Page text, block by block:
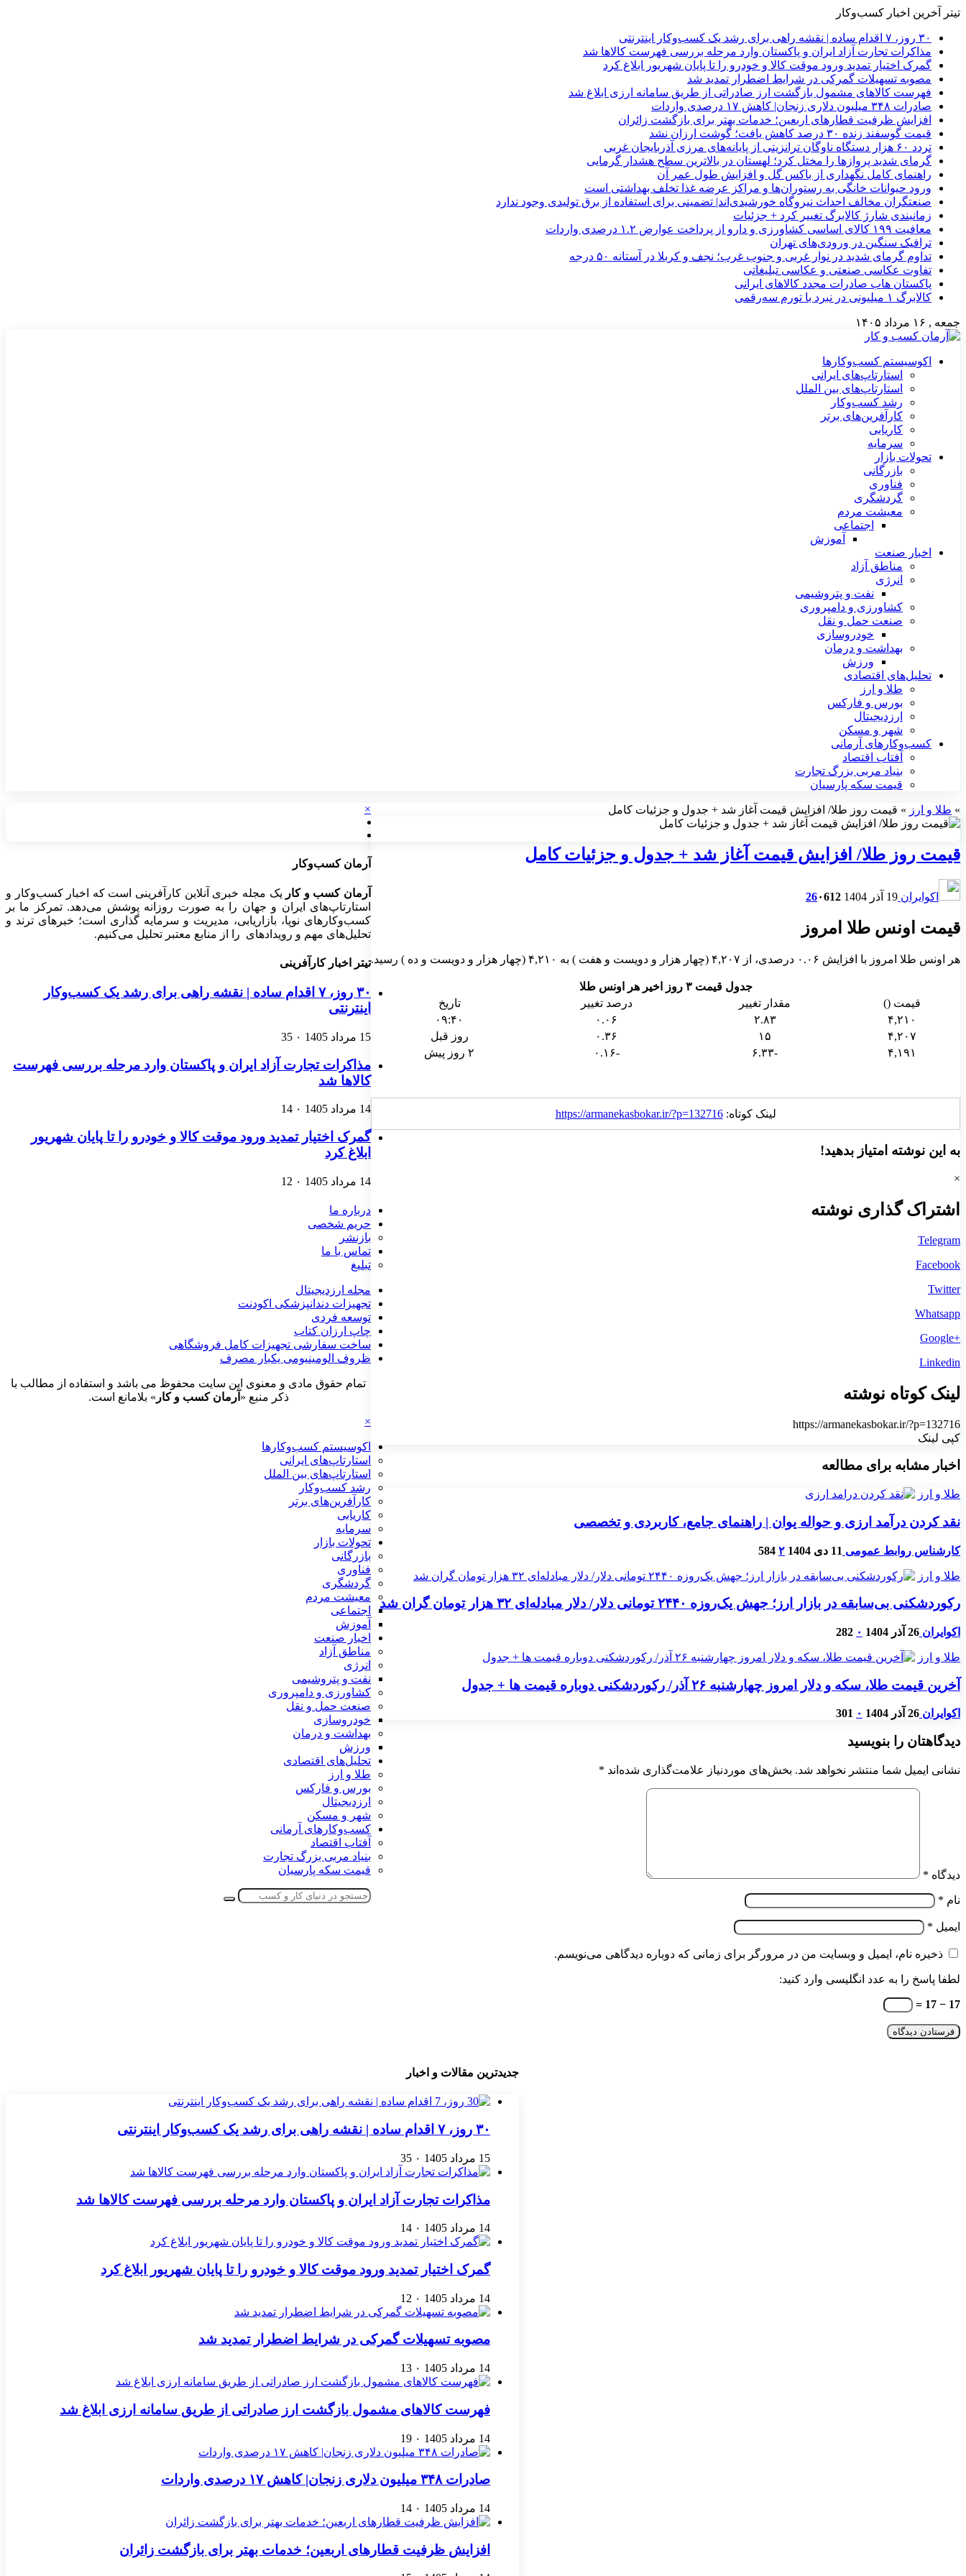
تیتر آخرین اخبار کسب‌وکار
۳۰ روز، ۷ اقدام ساده | نقشه راهی برای رشد یک کسب‌وکار اینترنتی
مذاکرات تجارت آزاد ایران و پاکستان وارد مرحله بررسی فهرست کالاها شد
گمرک اختیار تمدید ورود موقت کالا و خودرو را تا پایان شهریور ابلاغ کرد
مصوبه تسهیلات گمرکی در شرایط اضطرار تمدید شد
فهرست کالاهای مشمول بازگشت ارز صادراتی از طریق سامانه ارزی ابلاغ شد
صادرات ۳۴۸ میلیون دلاری زنجان| ‌کاهش ۱۷ درصدی واردات
افزایش ظرفیت قطارهای اربعین؛ خدمات بهتر برای بازگشت زائران
قیمت گوسفند زنده ۳۰ درصد کاهش یافت؛ گوشت ارزان نشد
تردد ۶۰ هزار دستگاه ناوگان ترانزیتی از پایانه‌های مرزی آذربایجان ‌غربی
گرمای شدید پروازها را مختل کرد؛ لهستان در بالاترین سطح هشدار گرمایی
راهنمای کامل نگهداری از باکس گل و افزایش طول عمر آن
ورود حیوانات خانگی به رستوران‌ها و مراکز عرضه غذا تخلف بهداشتی است
صنعتگران مخالف احداث نیروگاه خورشیدی‌اند| تضمینی برای استفاده از برق تولیدی وجود ندارد
زمانبندی شارژ کالابرگ تغییر کرد + جزئیات
معافیت ۱۹۹ کالای اساسی کشاورزی و دارو از پرداخت عوارض ۱.۲ درصدی واردات
ترافیک سنگین در ورودی‌های تهران
تداوم گرمای شدید در نوار غربی و جنوب غرب؛ نجف و کربلا در آستانه ۵۰ درجه
تفاوت عکاسی صنعتی و عکاسی تبلیغاتی
پاکستان هاب صادرات مجدد کالاهای ایرانی
کالابرگ ۱ میلیونی در نبرد با تورم سه‌رقمی
جمعه , ۱۶ مرداد ۱۴۰۵
اکوسیستم کسب‌وکارها
استارتاپ‌های ایرانی
استارتاپ‌های بین الملل
رشد کسب‌وکار
کارآفرین‌های برتر
کاریابی
سرمایه
تحولات بازار
بازرگانی
فناوری
گردشگری
معیشت مردم
اجتماعی
آموزش
اخبار صنعت
مناطق آزاد
انرژی
نفت و پتروشیمی
کشاورزی و دامپروری
صنعت حمل و نقل
خودروسازی
بهداشت و درمان
ورزش
تحلیل‌های اقتصادی
طلا و ارز
بورس و فارکس
ارزدیجیتال
شهر و مسکن
کسب‌وکارهای آرمانی
آفتاب اقتصاد
بنیاد مربی بزرگ تجارت
قیمت سکه پارسیان
» طلا و ارز » قیمت روز طلا/ افزایش قیمت آغاز شد + جدول و جزئیات کامل
قیمت روز طلا/ افزایش قیمت آغاز شد + جدول و جزئیات کامل
اکوایران 19 آذر 1404 26۰612
قیمت اونس طلا امروز
هر اونس طلا امروز با افزایش ۰.۰۶ درصدی، از ۴,۲۰۷ (چهار هزار و دویست و هفت ) به ۴,۲۱۰ (چهار هزار و دویست و ده ) رسید.
جدول قیمت ۳ روز اخیر هر اونس طلا
قیمت ()
مقدار تغییر درصد تغییر
تاریخ
۴,۲۱۰
۲.۸۳ ۰.۰۶
۰۹:۴۰
۴,۲۰۷
۱۵ ۰.۳۶
روز قبل
۴,۱۹۱
-۶.۳۳ -۰.۱۶ ۲ روز پیش
لینک کوتاه:https://armanekasbokar.ir/?p=132716
به این نوشته امتیاز بدهید!
×
اشتراک گذاری نوشته
Telegram
Facebook
Twitter
Whatsapp
+Google
Linkedin
لینک کوتاه نوشته
https://armanekasbokar.ir/?p=132716
کپی لینک
اخبار مشابه برای مطالعه
طلا و ارز
نقد کردن درآمد ارزی و حواله یوان | راهنمای جامع، کاربردی و تخصصی
کارشناس روابط عمومی 11 دی 1404 ۲ 584
طلا و ارز
رکوردشکنی بی‌سابقه در بازار ارز؛ جهش یک‌روزه ۲۴۴۰ تومانی دلار/ دلار مبادله‌ای ۳۲ هزار تومان گران شد
اکوایران 26 آذر 1404 ۰ 282
طلا و ارز
آخرین قیمت طلا، سکه و دلار امروز چهارشنبه ۲۶ آذر/ رکوردشکنی دوباره قیمت ها + جدول
اکوایران 26 آذر 1404 ۰ 301
دیدگاهتان را بنویسید
نشانی ایمیل شما منتشر نخواهد شد. بخش‌های موردنیاز علامت‌گذاری شده‌اند *
دیدگاه *
نام *
ایمیل *
ذخیره نام، ایمیل و وبسایت من در مرورگر برای زمانی که دوباره دیدگاهی می‌نویسم.
لطفا پاسخ را به عدد انگلیسی وارد کنید:
17 − 17 =
جدیدترین مقالات و اخبار
۳۰ روز، ۷ اقدام ساده | نقشه راهی برای رشد یک کسب‌وکار اینترنتی
15 مرداد 1405 ۰ 35
مذاکرات تجارت آزاد ایران و پاکستان وارد مرحله بررسی فهرست کالاها شد
14 مرداد 1405 ۰ 14
گمرک اختیار تمدید ورود موقت کالا و خودرو را تا پایان شهریور ابلاغ کرد
14 مرداد 1405 ۰ 12
مصوبه تسهیلات گمرکی در شرایط اضطرار تمدید شد
14 مرداد 1405 ۰ 13
فهرست کالاهای مشمول بازگشت ارز صادراتی از طریق سامانه ارزی ابلاغ شد
14 مرداد 1405 ۰ 19
صادرات ۳۴۸ میلیون دلاری زنجان| ‌کاهش ۱۷ درصدی واردات
14 مرداد 1405 ۰ 14
افزایش ظرفیت قطارهای اربعین؛ خدمات بهتر برای بازگشت زائران
×
آرمان کسب‌وکار
آرمان کسب و کار یک مجله خبری آنلاین کارآفرینی است که اخبار کسب‌وکار و
استارتاپ‌های ایران و جهان را به صورت روزانه پوشش می‌دهد. تمرکز ما بر
کسب‌وکارهای نوپا، بازاریابی، مدیریت و سرمایه گذاری است؛ خبرهای ترند و
تحلیل‌های مهم و رویدادهای را از منابع معتبر تحلیل می‌کنیم.
تیتر اخبار کارآفرینی
۳۰ روز، ۷ اقدام ساده | نقشه راهی برای رشد یک کسب‌وکار
اینترنتی
15 مرداد 1405 ۰ 35
مذاکرات تجارت آزاد ایران و پاکستان وارد مرحله بررسی فهرست
کالاها شد
14 مرداد 1405 ۰ 14
گمرک اختیار تمدید ورود موقت کالا و خودرو را تا پایان شهریور
ابلاغ کرد
14 مرداد 1405 ۰ 12
درباره ما
حریم شخصی
بازنشر
تماس با ما
تبلیغ
مجله ارزدیجیتال
تجهیزات دندانپزشکی اکودنت
توسعه فردی
چاپ ارزان کتاب
ساخت سفارشی تجهیزات کامل فروشگاهی
ظروف الومینیومی یکبار مصرف
تمام حقوق مادی و معنوی این سایت محفوظ می باشد و استفاده از مطالب با
ذکر منبع « آرمان کسب و کار » بلامانع است.
×
اکوسیستم کسب‌وکارها
استارتاپ‌های ایرانی
استارتاپ‌های بین الملل
رشد کسب‌وکار
کارآفرین‌های برتر
کاریابی
سرمایه
تحولات بازار
بازرگانی
فناوری
گردشگری
معیشت مردم
اجتماعی
آموزش
اخبار صنعت
مناطق آزاد
انرژی
نفت و پتروشیمی
کشاورزی و دامپروری
صنعت حمل و نقل
خودروسازی
بهداشت و درمان
ورزش
تحلیل‌های اقتصادی
طلا و ارز
بورس و فارکس
ارزدیجیتال
شهر و مسکن
کسب‌وکارهای آرمانی
آفتاب اقتصاد
بنیاد مربی بزرگ تجارت
قیمت سکه پارسیان